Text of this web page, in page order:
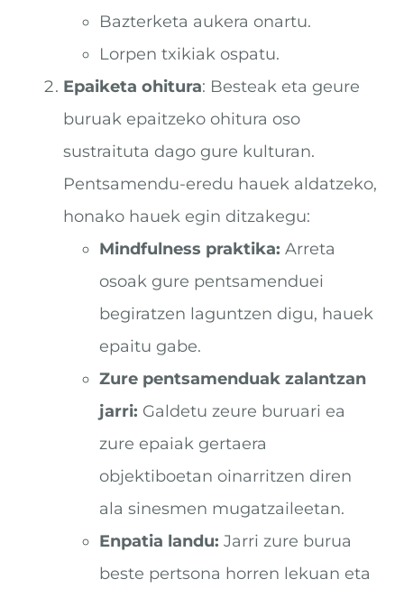
Bazterketa aukera onartu.
Lorpen txikiak ospatu.
Epaiketa ohitura: Besteak eta geure
buruak epaitzeko ohitura oso
sustraituta dago gure kulturan.
Pentsamendu-eredu hauek aldatzeko,
honako hauek egin ditzakegu:
Mindfulness praktika: Arreta
osoak gure pentsamenduei
begiratzen laguntzen digu, hauek
epaitu gabe.
Zure pentsamenduak zalantzan
jarri: Galdetu zeure buruari ea
zure epaiak gertaera
objektiboetan oinarritzen diren
ala sinesmen mugatzaileetan.
Enpatia landu: Jarri zure burua
beste pertsona horren lekuan eta